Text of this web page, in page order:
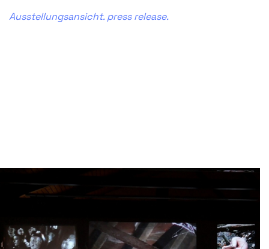
Ausstellungsansicht. press release.